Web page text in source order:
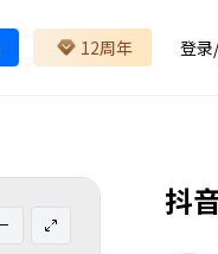
12周年 登录/
抖